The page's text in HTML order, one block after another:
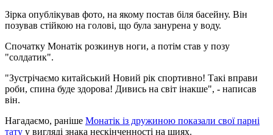
Зірка опублікував фото, на якому постав біля басейну. Він
позував стійкою на голові, що була занурена у воду.
Спочатку Монатік розкинув ноги, а потім став у позу
"солдатик".
"Зустрічаємо китайський Новий рік спортивно! Такі вправи
роби, спина буде здорова! Дивись на світ інакше", - написав
він.
Нагадаємо, раніше Монатік із дружиною показали свої парні
тату у вигляді знака нескінченності на шиях.